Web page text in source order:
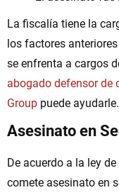
La fiscalía tiene la
los factores
se enfrenta a cargos
abogado defensor de
Group puede ayudarle.
Asesinato en
De acuerdo a la ley
comete asesinato en